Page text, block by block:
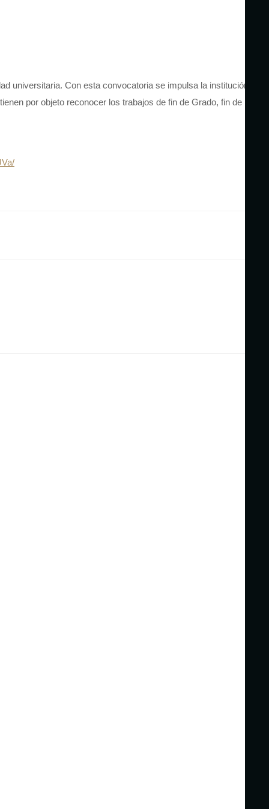
universitaria. Con esta convocatoria se impulsa la institución
por objeto reconocer los trabajos de fin de Grado, fin de